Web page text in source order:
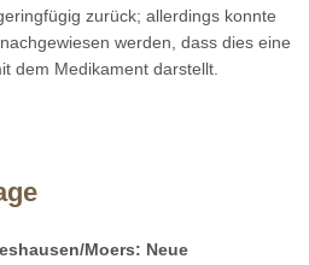
zurück; allerdings konnte
werden, dass dies eine
dem Medikament darstellt.
Moers: Neue